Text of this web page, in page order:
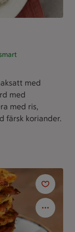
kommentarer
är ett klimartsmart
med
med
med ris,
färsk koriander.